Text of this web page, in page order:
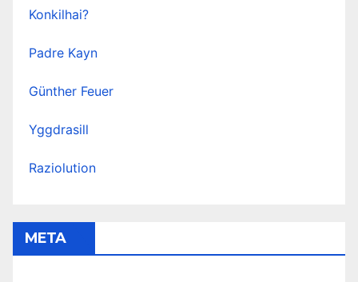
Konkilhai?
Padre Kayn
Günther Feuer
Yggdrasill
Raziolution
META